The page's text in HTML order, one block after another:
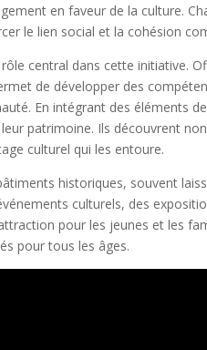
en faveur de la culture.
le lien social et la cohésion
central dans cette initiative.
de développer des
En intégrant des éléments
patrimoine. Ils découvrent
culturel qui les entoure.
historiques, souvent
culturels, des
pour les jeunes et les
pour tous les âges.